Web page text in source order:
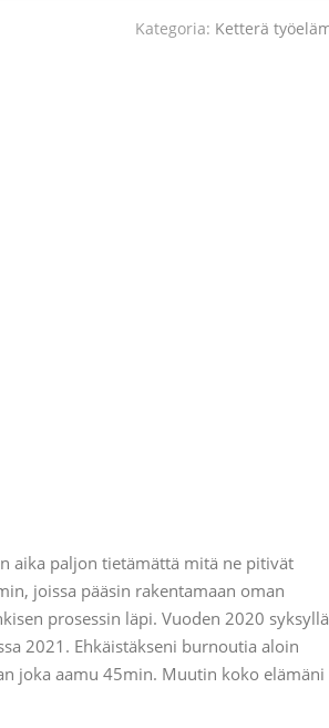
Kategoria: Ketterä
aika paljon tietämättä mitä ne pitivät
joissa pääsin rakentamaan oman
prosessin läpi. Vuoden 2020 syksyllä
2021. Ehkäistäkseni burnoutia aloin
joka aamu 45min. Muutin koko elämäni